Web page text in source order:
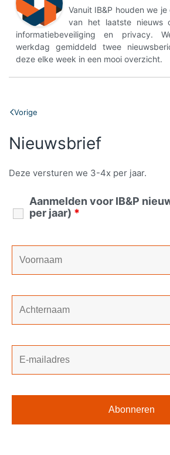
Vanuit IB&P houden we
van het laatste nieuws
informatiebeveiliging en privacy.
werkdag gemiddeld twee
deze elke week in een mooi overzicht.
Vorige
Nieuwsbrief
Deze versturen we 3-4x per jaar.
Aanmelden voor IB&P
per jaar) *